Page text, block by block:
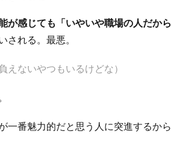
が感じても「いやいや職場の人だから
される。最悪。
えないやつもいるけどな）
一番魅力的だと思う人に突進するから